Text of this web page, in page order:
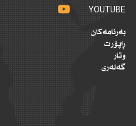
YOUTUBE
بەرنامەکان
ڕاپۆرت
وتار
گەلەری